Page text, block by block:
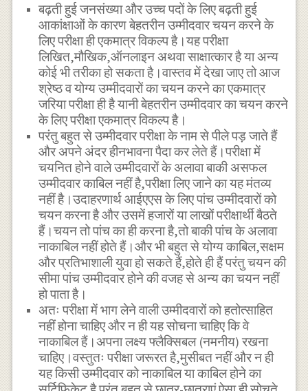
बढ़ती हुई जनसंख्या और उच्च पदों के लिए बढ़ती हुई
आकांक्षाओं के कारण बेहतरीन उम्मीदवार चयन करने के
लिए परीक्षा ही एकमात्र विकल्प है।यह परीक्षा
लिखित,मौखिक,ऑनलाइन अथवा साक्षात्कार है या अन्य
कोई भी तरीका हो सकता है।वास्तव में देखा जाए तो आज
श्रेष्ठ व योग्य उम्मीदवारों का चयन करने का एकमात्र
जरिया परीक्षा ही है यानी बेहतरीन उम्मीदवार का चयन करने
के लिए परीक्षा एकमात्र विकल्प है।
परंतु बहुत से उम्मीदवार परीक्षा के नाम से पीले पड़ जाते हैं
और अपने अंदर हीनभावना पैदा कर लेते हैं।परीक्षा में
चयनित होने वाले उम्मीदवारों के अलावा बाकी असफल
उम्मीदवार काबिल नहीं है,परीक्षा लिए जाने का यह मंतव्य
नहीं है।उदाहरणार्थ आईएएस के लिए पांच उम्मीदवारों को
चयन करना है और उसमें हजारों या लाखों परीक्षार्थी बैठते
हैं।चयन तो पांच का ही करना है,तो बाकी पांच के अलावा
नाकाबिल नहीं होते हैं।और भी बहुत से योग्य काबिल,सक्षम
और प्रतिभाशाली युवा हो सकते हैं,होते ही हैं परंतु चयन की
सीमा पांच उम्मीदवार होने की वजह से अन्य का चयन नहीं
हो पाता है।
अतः परीक्षा में भाग लेने वाली उम्मीदवारों को हतोत्साहित
नहीं होना चाहिए और न ही यह सोचना चाहिए कि वे
नाकाबिल हैं।अपना लक्ष्य फ्लैक्सिबल (नमनीय) रखना
चाहिए।वस्तुतः परीक्षा जरूरत है,मुसीबत नहीं और न ही
यह किसी उम्मीदवार को नाकाबिल या काबिल होने का